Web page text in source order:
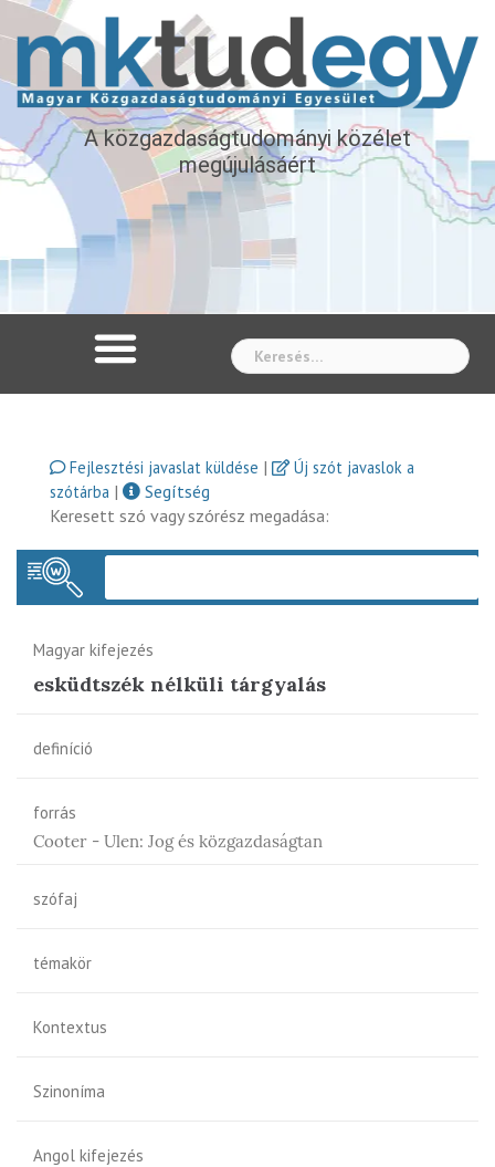
A közgazdaságtudományi közélet
megújulásáért
Fejlesztési javaslat küldése |
Új szót javaslok a
szótárba |
Segítség
Keresett szó vagy szórész megadása:
Magyar kifejezés
esküdtszék nélküli tárgyalás
definíció
forrás
Cooter - Ulen: Jog és közgazdaságtan
szófaj
témakör
Kontextus
Szinoníma
Angol kifejezés